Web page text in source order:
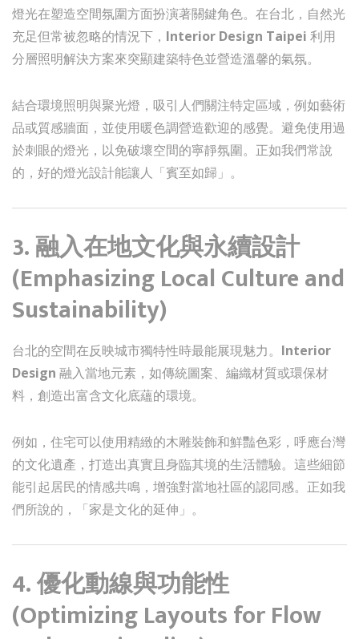
燈光在塑造空間氛圍方面扮演著關鍵角色。在台北，自然光
充足但常被忽略的情況下， Interior Design Taipei 利用
分層照明解決方案來突顯建築特色並營造溫馨的氣氛。
結合環境照明與聚光燈，吸引人們關注特定區域，例如藝術
品或質感牆面，並使用暖色調營造歡迎的感覺。避免使用過
於刺眼的燈光，以免破壞空間的寧靜氛圍。正如我們常說
的，好的燈光設計能讓人「賓至如歸」。
3. 融入在地文化與永續設計
(Emphasizing Local Culture and
Sustainability)
台北的空間在反映城市獨特性時最能展現魅力。 Interior
Design 融入當地元素，如傳統圖案、編織材質或環保材
料，創造出富含文化底蘊的環境。
例如，住宅可以使用精緻的木雕裝飾和鮮豔色彩，呼應台灣
的文化遺產，打造出真實且身臨其境的生活體驗。這些細節
能引起居民的情感共鳴，增強對當地社區的認同感。正如我
們所說的，「家是文化的延伸」。
4. 優化動線與功能性
(Optimizing Layouts for Flow